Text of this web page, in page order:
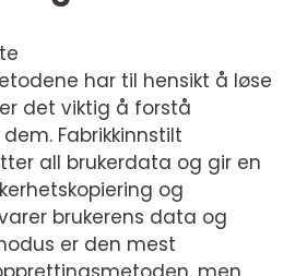
har til hensikt å løse
det viktig å forstå
Fabrikkinnstilt
all brukerdata og gir en
og
brukerens data og
er den mest